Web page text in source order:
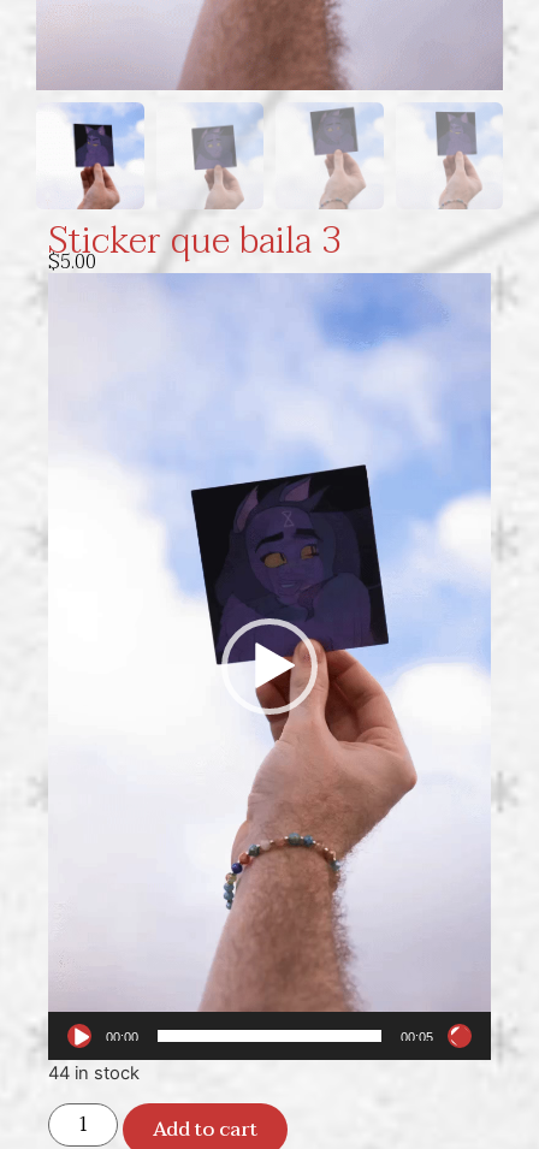
Sticker que baila 3
$5.00
Reproductor
00:00 00:05
44 in stock
Add to cart